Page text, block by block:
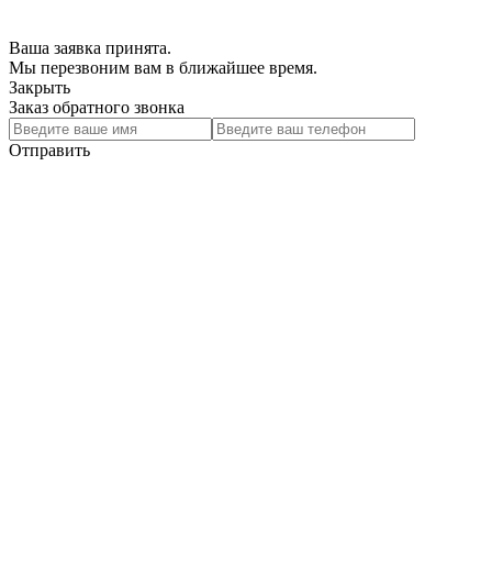
Ваша заявка принята.
Мы перезвоним вам в ближайшее время.
Закрыть
Заказ обратного звонка
Отправить